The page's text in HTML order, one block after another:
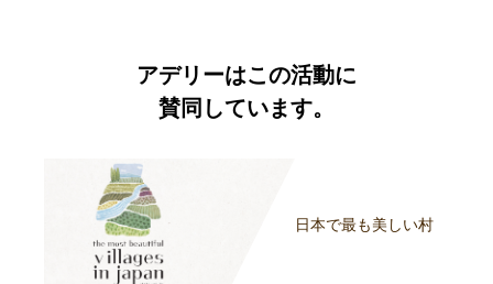
アデリーはこの活動に
賛同しています。
日本で最も美しい村